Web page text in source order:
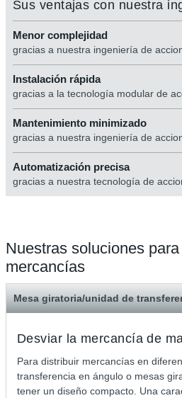
Sus ventajas con nuestra
Menor complejidad
gracias a nuestra ingeniería de
Instalación rápida
gracias a la tecnología modular de
Mantenimiento minimizado
gracias a nuestra ingeniería de
Automatización precisa
gracias a nuestra tecnología de
Nuestras soluciones
mercancías
Mesa giratoria/unidad de
Desviar la mercancía de
Para distribuir mercancías en
transferencia en ángulo o mesas
tener un diseño compacto. Una